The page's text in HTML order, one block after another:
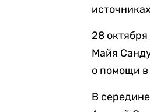
28
Майя
о помощи в
В